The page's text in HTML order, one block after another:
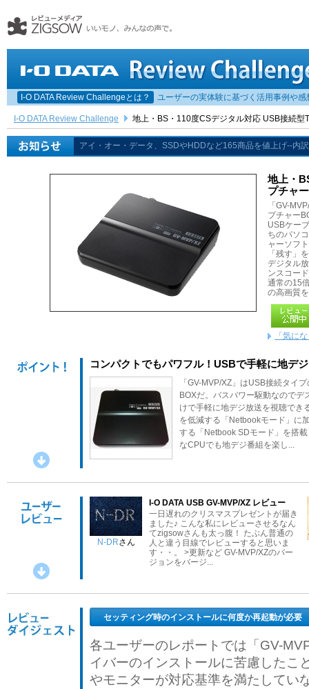
I-O DATA Review Challengeとは？ ユーザーの実体験に基づく活用事例や
I-O DATA Review Challenge 地上・BS・110度CSデジタル対応 USB接続型
機能はテレビ電話のみ、クラファン643％--アイ・オー、シ
地上・
プチャ
「GV-
プチャー
USBケー
ちのパソ
ャーソフ
「残す」
デジタル
ンスコー
通常の15
の高画質
「気に
コンパクトでもパワフル！USBで手軽に地デジ
「GV-MVP/XZ」はUSB接続タイ
BOXだ。バスパワー駆動なので
けで手軽に地デジ放送を視聴でき
を低減する「Netbookモード」に
する「Netbook SDモード」を搭
なCPUでも地デジ番組を楽し...
I-O DATA USB GV-MVP/XZ レビュー
一日遅れのクリスマスプレゼントが届き
ました♪ こんな私にレビューさせるなん
てzigsowさんも太っ腹！ たぶん普通の
人と違う目線でレビューすると思いま
す・・。 >更新など GV-MVP/XZのバー
ジョンをバージ...
N-DRさん
この度は、プレミアムレビューに選んで
いただきありがとうございます。 セット
成】 【ケース】：3R SYSTEM R120-
V3BK 【マザーボード】：GIGABYTE
GA-P55M-UD2 【C...
わーとん
さん
セッティング時のインストールに何度か再起動が必要
各ユーザーのレポートでは「GV-
イバーのインストールに苦慮したこ
やモニターが対応基準を満たしてい